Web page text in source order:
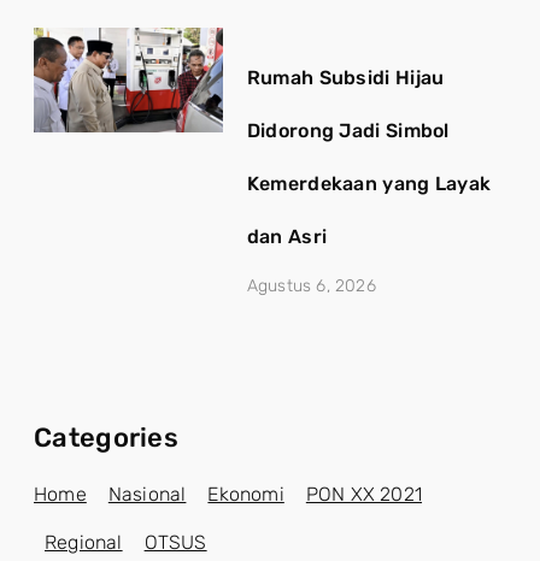
Rumah Subsidi Hijau
Didorong Jadi Simbol
Kemerdekaan yang Layak
dan Asri
Agustus 6, 2026
Categories
Home Nasional Ekonomi PON XX 2021
Regional OTSUS